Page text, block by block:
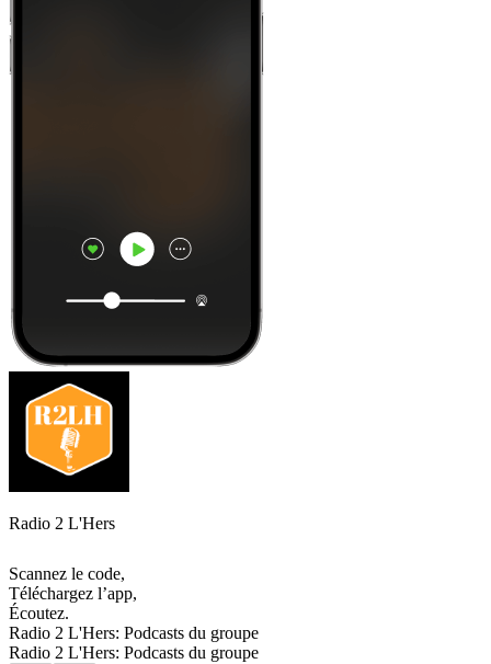
Radio 2 L'Hers
Scannez le code,
Téléchargez l’app,
Écoutez.
Radio 2 L'Hers: Podcasts du groupe
Radio 2 L'Hers: Podcasts du groupe